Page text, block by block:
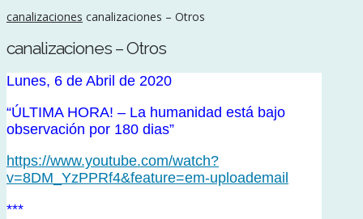
canalizaciones canalizaciones – Otros
canalizaciones – Otros
Lunes, 6 de Abril de 2020
“ÚLTIMA HORA! – La humanidad está bajo
observación por 180 dias”
https://www.youtube.com/watch?
v=8DM_YzPPRf4&feature=em-uploademail
***